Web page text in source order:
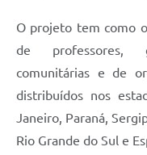
O projeto tem como
de professores,
comunitárias e de
distribuídos nos
Janeiro, Paraná,
Rio Grande do Sul e